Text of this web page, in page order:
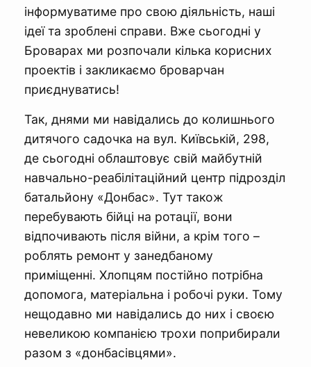
інформуватиме про свою діяльність, наші
ідеї та зроблені справи. Вже сьогодні у
Броварах ми розпочали кілька корисних
проектів і закликаємо броварчан
приєднуватись!
Так, днями ми навідались до колишнього
дитячого садочка на вул. Київській, 298,
де сьогодні облаштовує свій майбутній
навчально-реабілітаційний центр підрозділ
батальйону «Донбас». Тут також
перебувають бійці на ротації, вони
відпочивають після війни, а крім того –
роблять ремонт у занедбаному
приміщенні. Хлопцям постійно потрібна
допомога, матеріальна і робочі руки. Тому
нещодавно ми навідались до них і своєю
невеликою компанією трохи поприбирали
разом з «донбасівцями».